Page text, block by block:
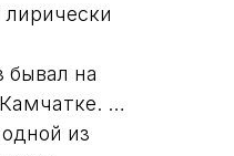
бывал на
…
из